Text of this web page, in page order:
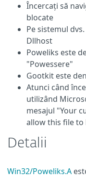
Încercați să
blocate
Pe sistemul
Dllhost
Poweliks este
"Powessere"
Gootkit este
Atunci când
utilizând
mesajul "Your
allow this file
Detalii
Win32/Poweliks.A